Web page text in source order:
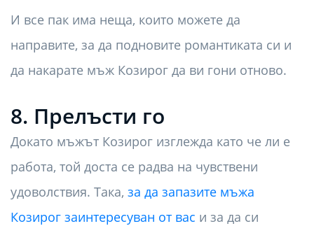
И все пак има неща, които можете да
направите, за да подновите романтиката си и
да накарате мъж Козирог да ви гони отново.
8. Прелъсти го
Докато мъжът Козирог изглежда като че ли е
работа, той доста се радва на чувствени
удоволствия. Така, за да запазите мъжа
Козирог заинтересуван от вас и за да си